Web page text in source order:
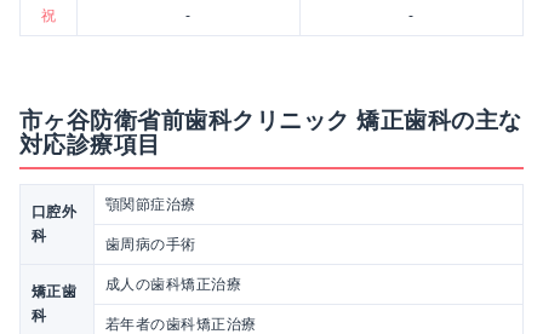
祝 - -
市ヶ谷防衛省前歯科クリニック 矯正歯科の主な
対応診療項目
口腔外
科
顎関節症治療
歯周病の手術
矯正歯
科
成人の歯科矯正治療
若年者の歯科矯正治療